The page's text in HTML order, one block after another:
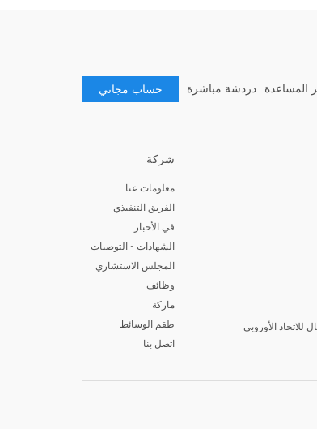
المساعدة دردشة مباشرة حساب مجاني
للاتحاد الأوروبي
شركة
معلومات عنا
الفريق التنفيذي
في الأخبار
الشهادات - التوصيات
المجلس الاستشاري
وظائف
ماركة
طقم الوسائط
اتصل بنا